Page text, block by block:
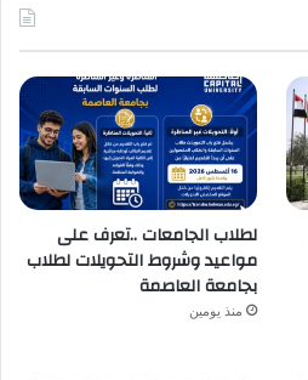
لطلاب الجامعات ..تعرف على
مواعيد وشروط التحويلات لطلاب
بجامعة العاصمة
منذ يومين